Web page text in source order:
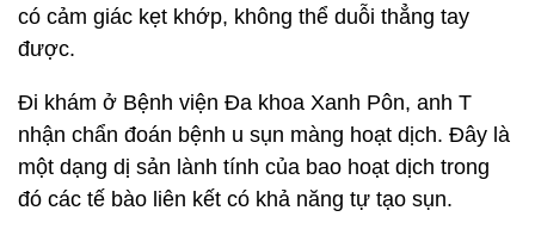
có cảm giác kẹt khớp, không thể duỗi thẳng tay
được.
Đi khám ở Bệnh viện Đa khoa Xanh Pôn, anh T
nhận chẩn đoán bệnh u sụn màng hoạt dịch. Đây là
một dạng dị sản lành tính của bao hoạt dịch trong
đó các tế bào liên kết có khả năng tự tạo sụn.